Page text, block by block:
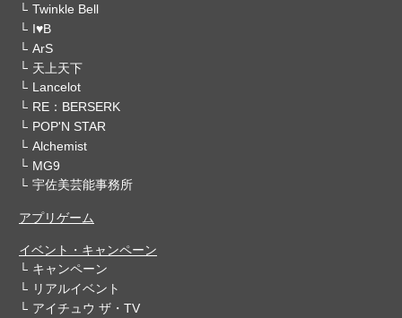
Twinkle Bell
I♥B
ArS
天上天下
Lancelot
RE：BERSERK
POP'N STAR
Alchemist
MG9
宇佐美芸能事務所
アプリゲーム
イベント・キャンペーン
キャンペーン
リアルイベント
アイチュウ ザ・TV